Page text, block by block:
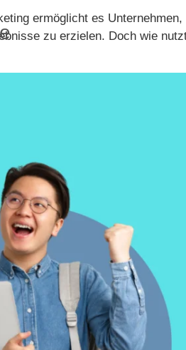
ermöglicht es Unternehmen,
zu erzielen. Doch wie